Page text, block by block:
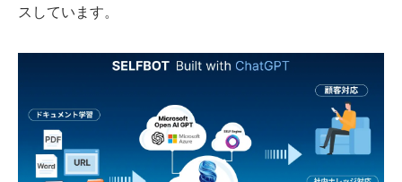
スしています。